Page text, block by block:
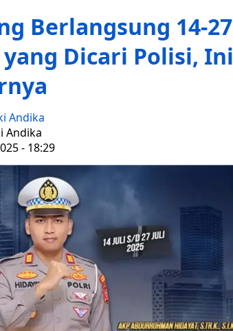
Berlangsung 14-27
yang Dicari Polisi, Ini
Andika
Andika
- 18:29